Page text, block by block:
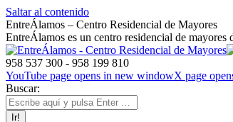
Saltar al contenido
EntreÁlamos – Centro Residencial de Mayores
EntreÁlamos es un centro residencial de mayores
958 537 300 - 958 199 810
YouTube page opens in new windowX page
Buscar: